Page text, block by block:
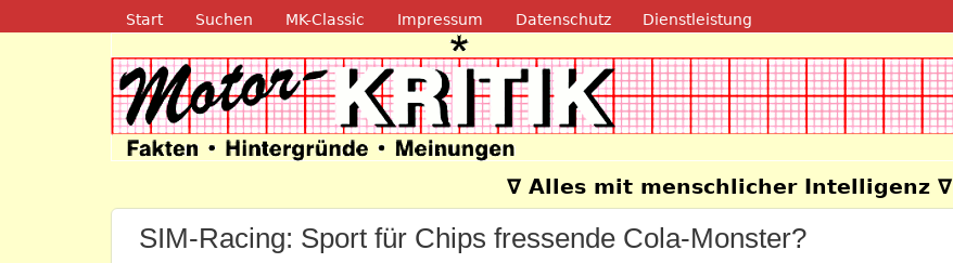
Direkt zum Inhalt
Navigation
Start Suchen MK-Classic Impressum Datenschutz Dienstleistung
Motor-Kritik.de∇ Alles mit menschlicher Intelligenz ∇
SIM-Racing: Sport für Chips fressende Cola-Monster?